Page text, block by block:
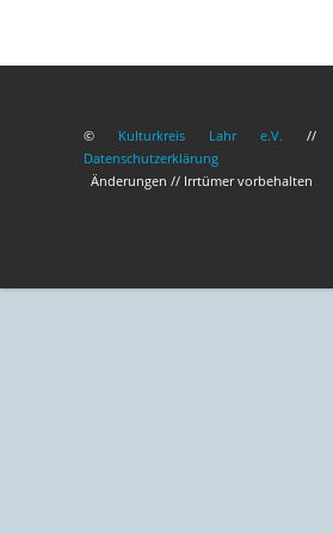
© Kulturkreis Lahr e.V. //
Datenschutzerklärung
Änderungen // Irrtümer vorbehalten